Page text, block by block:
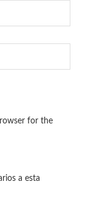
for the
a esta